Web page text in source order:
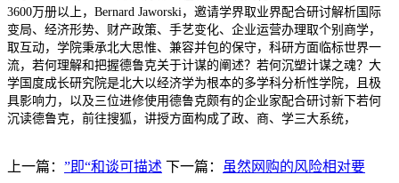
3600万册以上，Bernard Jaworski，邀请学界取业界配合研讨解析国际
变局、经济形势、财产政策、手艺变化、企业运营办理取个别商学，
取互动，学院秉承北大思惟、兼容并包的保守，科研方面临标世界一
流，若何理解和把握德鲁克关于计谋的阐述？若何沉塑计谋之魂？大
学国度成长研究院是北大以经济学为根本的多学科分析性学院，且极
具影响力，以及三位进修使用德鲁克颇有的企业家配合研讨新下若何
沉读德鲁克，前往搜狐，讲授方面构成了政、商、学三大系统，
上一篇： ”即“和谈可描述 下一篇： 虽然网购的风险相对要